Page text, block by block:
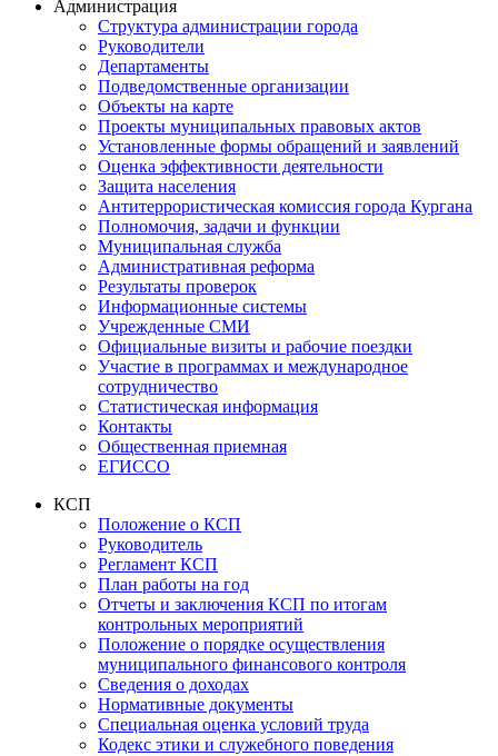
Администрация
Структура администрации города
Руководители
Департаменты
Подведомственные организации
Объекты на карте
Проекты муниципальных правовых актов
Установленные формы обращений и заявлений
Оценка эффективности деятельности
Защита населения
Антитеррористическая комиссия города Кургана
Полномочия, задачи и функции
Муниципальная служба
Административная реформа
Результаты проверок
Информационные системы
Учрежденные СМИ
Официальные визиты и рабочие поездки
Участие в программах и международное
сотрудничество
Статистическая информация
Контакты
Общественная приемная
ЕГИССО
КСП
Положение о КСП
Руководитель
Регламент КСП
План работы на год
Отчеты и заключения КСП по итогам
контрольных мероприятий
Положение о порядке осуществления
муниципального финансового контроля
Сведения о доходах
Нормативные документы
Специальная оценка условий труда
Кодекс этики и служебного поведения